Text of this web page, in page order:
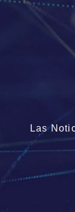
Las